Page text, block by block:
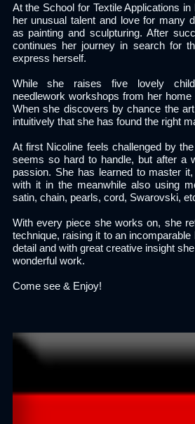
At the School for Textile Applications
her unusual talent and love for many
as painting and sculpturing. After
continues her journey in search for
express herself.
While she raises five lovely
needlework workshops from her
When she discovers by chance the
intuitively that she has found the right
At first Nicoline feels challenged by
seems so hard to handle, but after a
passion. She has learned to master
with it in the meanwhile also using
satin, chain, pearls, cord, Swarovski,
With every piece she works on, she
technique, raising it to an
detail and with great creative insight
wonderful work.
Come see & Enjoy!